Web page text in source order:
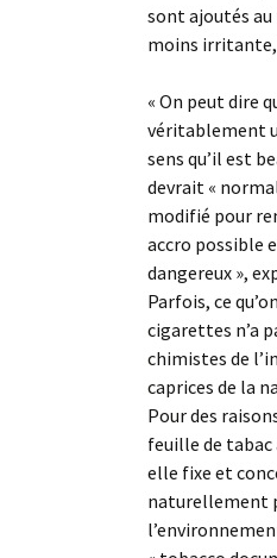
sont ajoutés
moins
« On peut dire
véritablement
sens qu’il est
devrait «
modifié pour
accro possible
dangereux »,
Parfois, ce
cigarettes n’a
chimistes de
caprices de la
Pour des
feuille de
elle fixe et
naturellement